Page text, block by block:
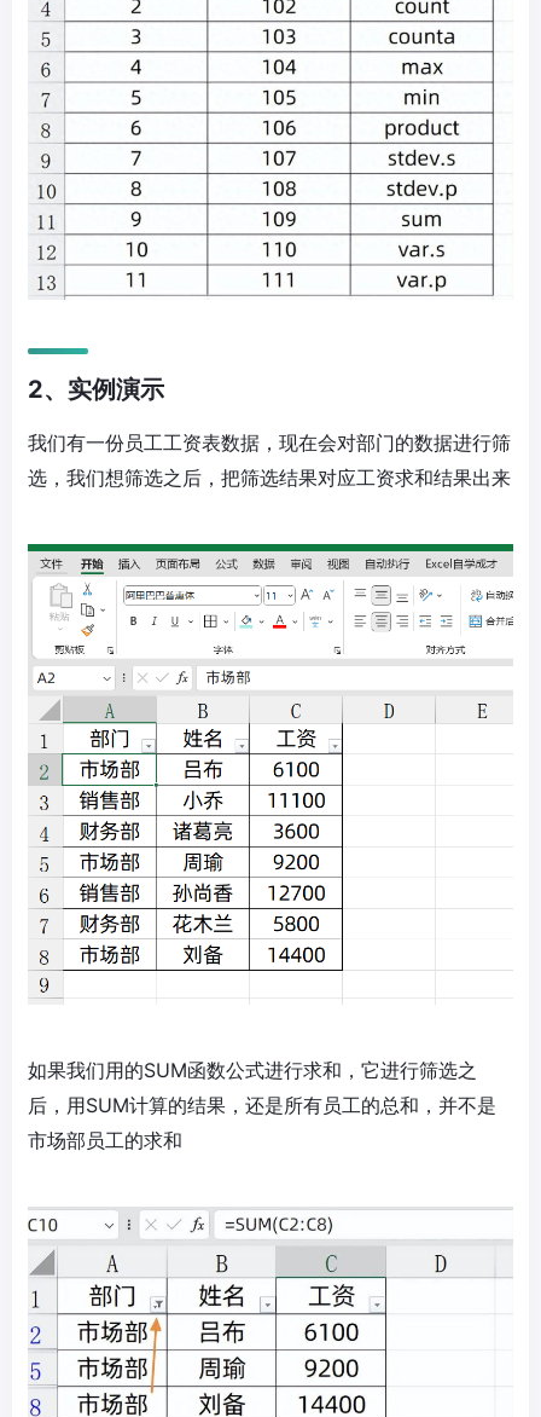
2、实例演示
我们有一份员工工资表数据，现在会对部门的数据进行筛
选，我们想筛选之后，把筛选结果对应工资求和结果出来
如果我们用的SUM函数公式进行求和，它进行筛选之
后，用SUM计算的结果，还是所有员工的总和，并不是
市场部员工的求和